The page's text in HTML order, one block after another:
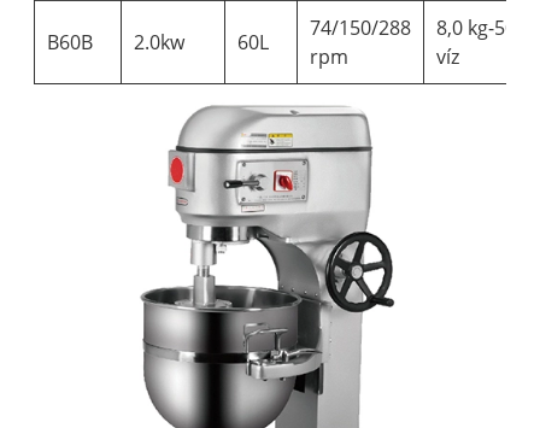
B60B 2.0kw 60L
74/150/288
rpm
8,0 kg-50%
víz